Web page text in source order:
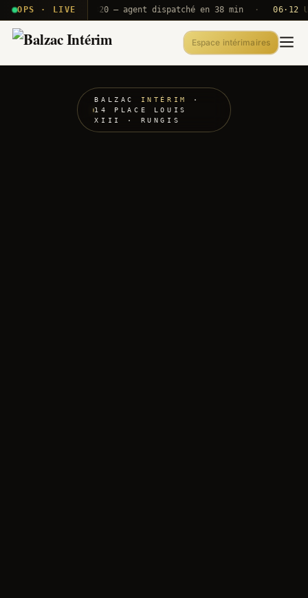
OPS · LIVE
T2E · B71 Push A320 — agent dispatché en 38 min · 06·12 UTC
Espace intérimaires
BALZAC INTÉRIM
·
14 PLACE LOUIS
XIII · RUNGIS